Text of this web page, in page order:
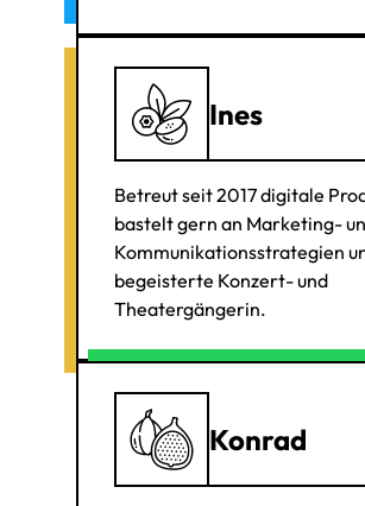
Ines
Betreut seit 2017 digitale
bastelt gern an Marketing-
Kommunikationsstrategien
begeisterte Konzert- und
Theatergängerin.
Konrad